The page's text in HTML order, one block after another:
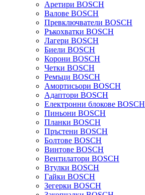
Аретири BOSCH
Валове BOSCH
Превключватели BOSCH
Ръкохватки BOSCH
Лагери BOSCH
Биели BOSCH
Корони BOSCH
Четки BOSCH
Ремъци BOSCH
Амортисьори BOSCH
Адаптори BOSCH
Електронни блокове BOSCH
Пиньони BOSCH
Планки BOSCH
Пръстени BOSCH
Болтове BOSCH
Винтове BOSCH
Вентилатори BOSCH
Втулки BOSCH
Гайки BOSCH
Зегерки BOSCH